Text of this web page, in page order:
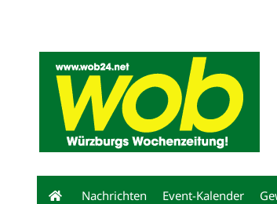
Nachrichten Event-Kalender